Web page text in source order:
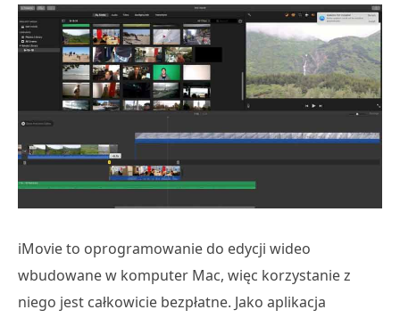
iMovie to oprogramowanie do edycji wideo
wbudowane w komputer Mac, więc korzystanie z
niego jest całkowicie bezpłatne. Jako aplikacja